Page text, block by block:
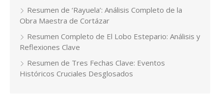
Resumen de ‘Rayuela’: Análisis Completo de la
Obra Maestra de Cortázar
Resumen Completo de El Lobo Estepario: Análisis y
Reflexiones Clave
Resumen de Tres Fechas Clave: Eventos
Históricos Cruciales Desglosados